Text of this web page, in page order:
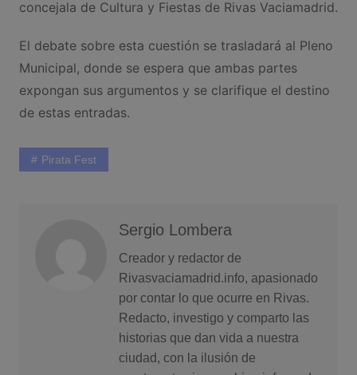
concejala de Cultura y Fiestas de Rivas Vaciamadrid.
El debate sobre esta cuestión se trasladará al Pleno
Municipal, donde se espera que ambas partes
expongan sus argumentos y se clarifique el destino
de estas entradas.
Pirata Fest
Sergio Lombera
Creador y redactor de
Rivasvaciamadrid.info, apasionado
por contar lo que ocurre en Rivas.
Redacto, investigo y comparto las
historias que dan vida a nuestra
ciudad, con la ilusión de